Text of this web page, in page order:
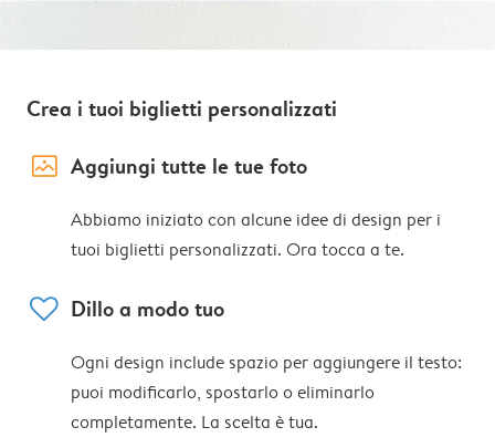
Crea i tuoi biglietti personalizzati
image_placeholder Aggiungi tutte le tue foto
Abbiamo iniziato con alcune idee di design per i
tuoi biglietti personalizzati. Ora tocca a te.
heart Dillo a modo tuo
Ogni design include spazio per aggiungere il testo:
puoi modificarlo, spostarlo o eliminarlo
completamente. La scelta è tua.